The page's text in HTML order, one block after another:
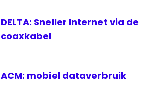
DELTA: Sneller Internet via de
coaxkabel
ACM: mobiel dataverbruik